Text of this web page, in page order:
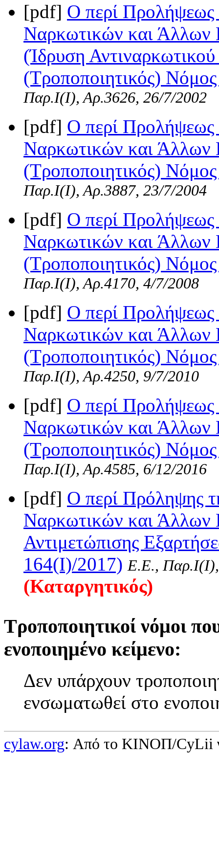
[pdf] Ο περί Προλήψεως
Ναρκωτικών και Άλλων
(Ίδρυση
(Τροποποιητικός)
Παρ.Ι(I), Αρ.3626, 26/7/2002
[pdf] Ο περί Προλήψεως
Ναρκωτικών και Άλλων
(Τροποποιητικός)
Παρ.Ι(I), Αρ.3887, 23/7/2004
[pdf] Ο περί Προλήψεως
Ναρκωτικών και Άλλων
(Τροποποιητικός)
Παρ.Ι(I), Αρ.4170, 4/7/2008
[pdf] Ο περί Προλήψεως
Ναρκωτικών και Άλλων
(Τροποποιητικός)
Παρ.Ι(I), Αρ.4250, 9/7/2010
[pdf] Ο περί Προλήψεως
Ναρκωτικών και Άλλων
(Τροποποιητικός)
Παρ.Ι(I), Αρ.4585, 6/12/2016
[pdf] Ο περί Πρόληψης
Ναρκωτικών και Άλλων
Αντιμετώπισης
164(I)/2017) Ε.Ε.,
(Καταργητικός)
Τροποποιητικοί νόμοι
ενοποιημένο κείμενο:
Δεν υπάρχουν
ενσωματωθεί στο
cylaw.org: Από το ΚΙΝOΠ/CyLii